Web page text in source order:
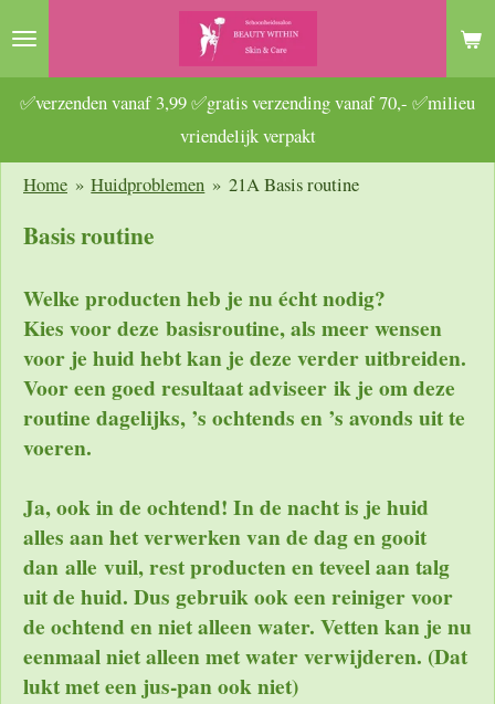
Ga
naar
hoofdinhoud
✅verzenden vanaf 3,99 ✅gratis verzending vanaf 70,- ✅milieu
vriendelijk verpakt
Home » Huidproblemen » 21A Basis routine
Basis routine
Welke producten heb je nu écht nodig?
Kies voor deze basisroutine, als meer wensen
voor je huid hebt kan je deze verder uitbreiden.
Voor een goed resultaat adviseer ik je om deze
routine dagelijks, ’s ochtends en ’s avonds uit te
voeren.
Ja, ook in de ochtend! In de nacht is je huid
alles aan het verwerken van de dag en gooit
dan alle vuil, rest producten en teveel aan talg
uit de huid. Dus gebruik ook een reiniger voor
de ochtend en niet alleen water. Vetten kan je nu
eenmaal niet alleen met water verwijderen. (Dat
lukt met een jus-pan ook niet)